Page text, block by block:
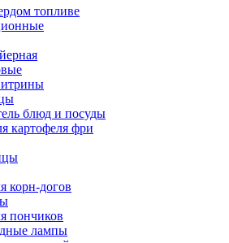
топливе
блюд и посуды
картофеля фри
корн-догов
пончиков
лампы